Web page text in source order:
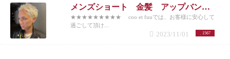
メンズショート 金髪 アップバング 10代20代30代40代50代
★★★★★★★★★ coo et fuuでは、お客様に安心して
過ごして頂け...
1567
2023/11/01